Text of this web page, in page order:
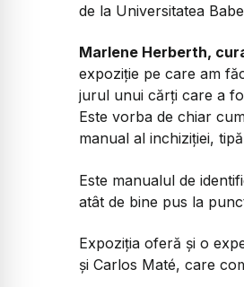
de la Universitatea
Marlene Herberth,
expoziție pe care am
jurul unui cărți care a
Este vorba de chiar
manual al inchiziției,
Este manualul de
atât de bine pus la
Expoziția oferă și o
și Carlos Maté, care